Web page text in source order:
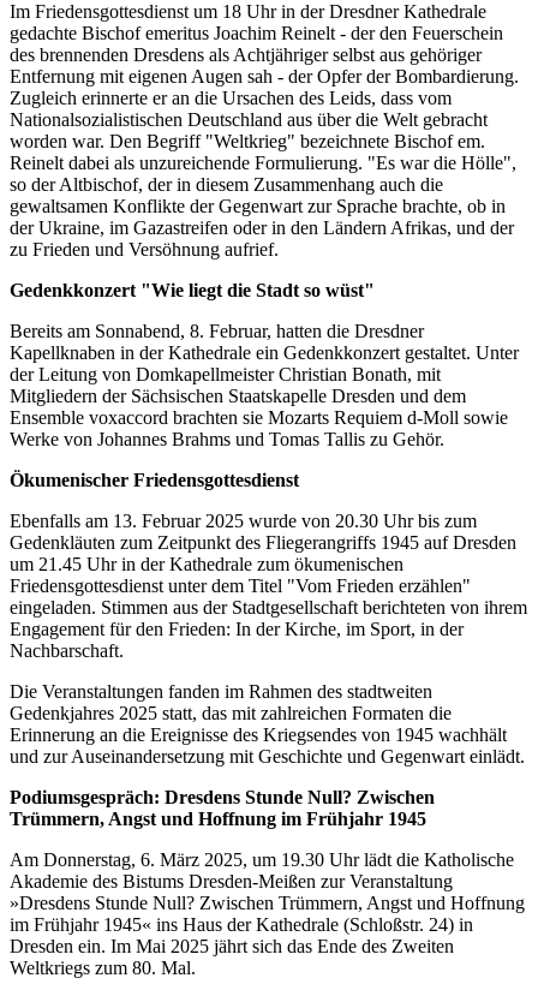
Im Friedensgottesdienst um 18 Uhr in der Dresdner Kathedrale
gedachte Bischof emeritus Joachim Reinelt - der den Feuerschein
des brennenden Dresdens als Achtjähriger selbst aus gehöriger
Entfernung mit eigenen Augen sah - der Opfer der Bombardierung.
Zugleich erinnerte er an die Ursachen des Leids, dass vom
Nationalsozialistischen Deutschland aus über die Welt gebracht
worden war. Den Begriff "Weltkrieg" bezeichnete Bischof em.
Reinelt dabei als unzureichende Formulierung. "Es war die Hölle",
so der Altbischof, der in diesem Zusammenhang auch die
gewaltsamen Konflikte der Gegenwart zur Sprache brachte, ob in
der Ukraine, im Gazastreifen oder in den Ländern Afrikas, und der
zu Frieden und Versöhnung aufrief.
Gedenkkonzert "Wie liegt die Stadt so wüst"
Bereits am Sonnabend, 8. Februar, hatten die Dresdner
Kapellknaben in der Kathedrale ein Gedenkkonzert gestaltet. Unter
der Leitung von Domkapellmeister Christian Bonath, mit
Mitgliedern der Sächsischen Staatskapelle Dresden und dem
Ensemble voxaccord brachten sie Mozarts Requiem d-Moll sowie
Werke von Johannes Brahms und Tomas Tallis zu Gehör.
Ökumenischer Friedensgottesdienst
Ebenfalls am 13. Februar 2025 wurde von 20.30 Uhr bis zum
Gedenkläuten zum Zeitpunkt des Fliegerangriffs 1945 auf Dresden
um 21.45 Uhr in der Kathedrale zum ökumenischen
Friedensgottesdienst unter dem Titel "Vom Frieden erzählen"
eingeladen. Stimmen aus der Stadtgesellschaft berichteten von ihrem
Engagement für den Frieden: In der Kirche, im Sport, in der
Nachbarschaft.
Die Veranstaltungen fanden im Rahmen des stadtweiten
Gedenkjahres 2025 statt, das mit zahlreichen Formaten die
Erinnerung an die Ereignisse des Kriegsendes von 1945 wachhält
und zur Auseinandersetzung mit Geschichte und Gegenwart einlädt.
Podiumsgespräch: Dresdens Stunde Null? Zwischen
Trümmern, Angst und Hoffnung im Frühjahr 1945
Am Donnerstag, 6. März 2025, um 19.30 Uhr lädt die Katholische
Akademie des Bistums Dresden-Meißen zur Veranstaltung
»Dresdens Stunde Null? Zwischen Trümmern, Angst und Hoffnung
im Frühjahr 1945« ins Haus der Kathedrale (Schloßstr. 24) in
Dresden ein. Im Mai 2025 jährt sich das Ende des Zweiten
Weltkriegs zum 80. Mal.